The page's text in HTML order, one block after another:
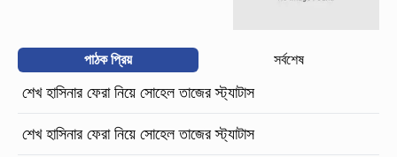
পাঠক প্রিয় সর্বশেষ
শেখ হাসিনার ফেরা নিয়ে সোহেল তাজের স্ট্যাটাস
শেখ হাসিনার ফেরা নিয়ে সোহেল তাজের স্ট্যাটাস